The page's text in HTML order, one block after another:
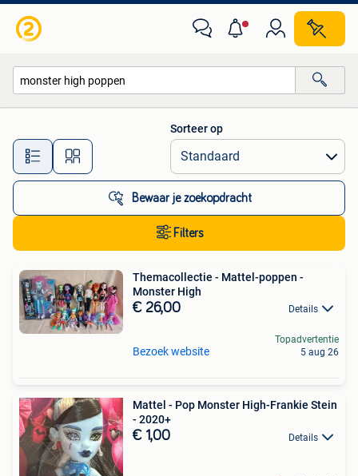
Alle afstanden…
Sorteer op
Bewaar je zoekopdracht
Filters
Themacollectie - Mattel-poppen -
Monster High
€ 26,00 Details
Bezoek website
Topadvertentie
5 aug 26
Mattel - Pop Monster High-Frankie Stein
- 2020+
€ 1,00 Details